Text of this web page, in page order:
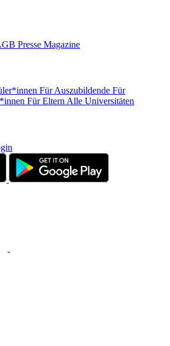
Presse Magazine
Für Auszubildende Für
Für Eltern Alle Universitäten